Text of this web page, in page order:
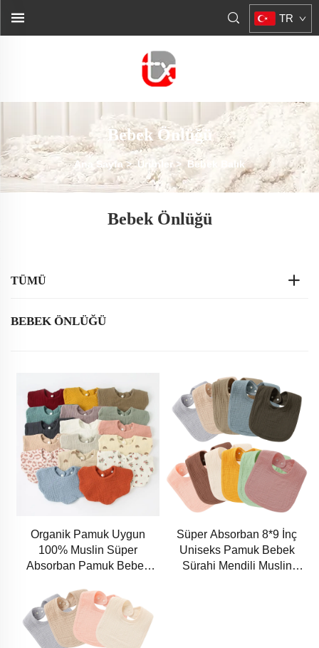
TR
Bebek Önlüğü
Ana Sayfa>Ürünler >Bebek Balık
Bebek Önlüğü
TÜMÜ
BEBEK ÖNLÜĞÜ
Organik Pamuk Uygun
100% Muslin Süper
Absorban Pamuk Bebek
Süper Absorban 8*9 İnç
Uniseks Pamuk Bebek
Sürahi Mendili Muslin